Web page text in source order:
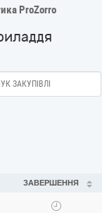
ProZorro
ЗАВЕРШЕННЯ